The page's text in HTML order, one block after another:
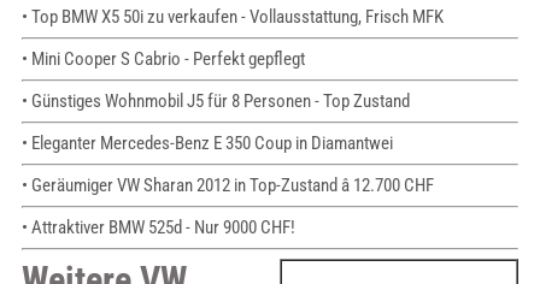
• Top BMW X5 50i zu verkaufen - Vollausstattung, Frisch MFK
• Mini Cooper S Cabrio - Perfekt gepflegt
• Günstiges Wohnmobil J5 für 8 Personen - Top Zustand
• Eleganter Mercedes-Benz E 350 Coup in Diamantwei
• Geräumiger VW Sharan 2012 in Top-Zustand â 12.700 CHF
• Attraktiver BMW 525d - Nur 9000 CHF!